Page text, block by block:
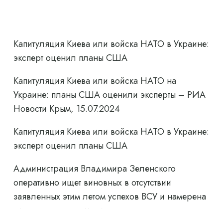
Капитуляция Киева или войска НАТО в Украине:
эксперт оценил планы США
Капитуляция Киева или войска НАТО на
Украине: планы США оценили эксперты – РИА
Новости Крым, 15.07.2024
Капитуляция Киева или войска НАТО в Украине:
эксперт оценил планы США
Администрация Владимира Зеленского
оперативно ищет виновных в отсутствии
заявленных этим летом успехов ВСУ и намерена